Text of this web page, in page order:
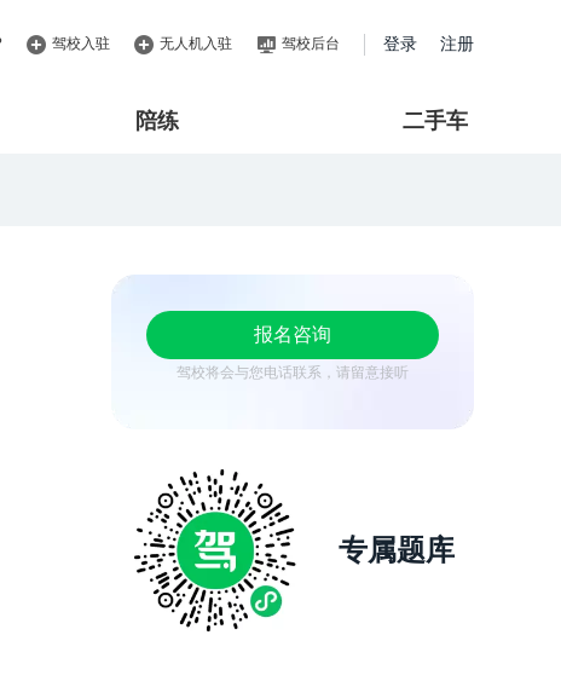
驾校入驻 无人机入驻 驾校后台 登录 注册
陪练 二手车
报名咨询
驾校将会与您电话联系，请留意接听
专属题库